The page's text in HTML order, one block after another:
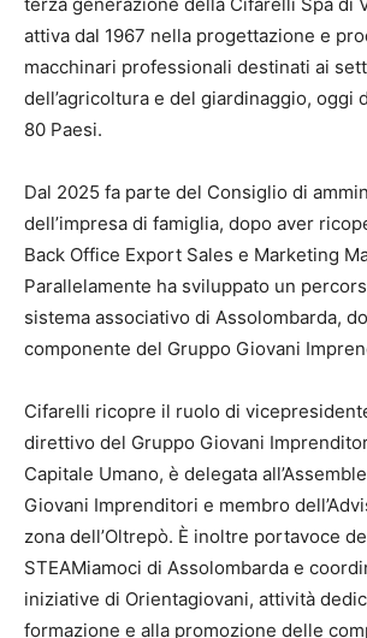
terza generazione della Cifarelli Spa di
attiva dal 1967 nella progettazione e
macchinari professionali destinati ai
dell’agricoltura e del giardinaggio, oggi
80 Paesi.
Dal 2025 fa parte del Consiglio di
dell’impresa di famiglia, dopo aver
Back Office Export Sales e Marketing
Parallelamente ha sviluppato un
sistema associativo di Assolombarda,
componente del Gruppo Giovani
Cifarelli ricopre il ruolo di
direttivo del Gruppo Giovani
Capitale Umano, è delegata
Giovani Imprenditori e membro
zona dell’Oltrepò. È inoltre portavoce
STEAMiamoci di Assolombarda e
iniziative di Orientagiovani, attività
formazione e alla promozione delle